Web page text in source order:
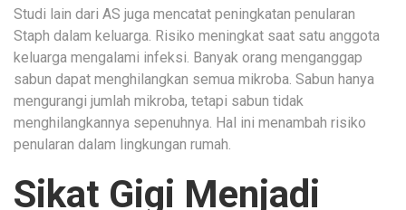
Studi lain dari AS juga mencatat peningkatan penularan
Staph dalam keluarga. Risiko meningkat saat satu anggota
keluarga mengalami infeksi. Banyak orang menganggap
sabun dapat menghilangkan semua mikroba. Sabun hanya
mengurangi jumlah mikroba, tetapi sabun tidak
menghilangkannya sepenuhnya. Hal ini menambah risiko
penularan dalam lingkungan rumah.
Sikat Gigi Menjadi